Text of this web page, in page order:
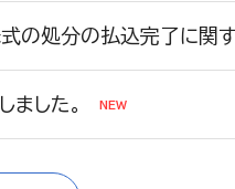
の処分の払込完了に関
した。